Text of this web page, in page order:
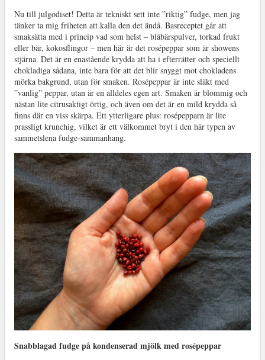
Nu till julgodiset! Detta är tekniskt sett inte ”riktig” fudge, men jag
tänker ta mig friheten att kalla den det ändå. Basreceptet går att
smaksätta med i princip vad som helst – blåbärspulver, torkad frukt
eller bär, kokosflingor – men här är det rosépeppar som är showens
stjärna. Det är en enastående krydda att ha i efterrätter och speciellt
chokladiga sådana, inte bara för att det blir snyggt mot chokladens
mörka bakgrund, utan för smaken. Rosépeppar är inte släkt med
”vanlig” peppar, utan är en alldeles egen art. Smaken är blommig och
nästan lite citrusaktigt örtig, och även om det är en mild krydda så
finns där en viss skärpa. Ett ytterligare plus: rosépepparn är lite
prassligt krunchig, vilket är ett välkommet bryt i den här typen av
sammetslena fudge-sammanhang.
Snabblagad fudge på kondenserad mjölk med rosépeppar